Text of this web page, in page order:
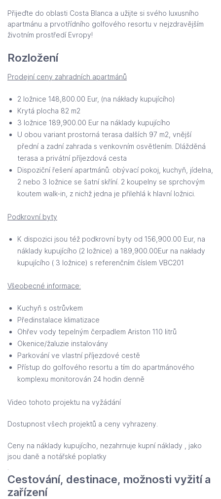
Přijeďte do oblasti Costa Blanca a užijte si svého luxusního
apartmánu a prvotřídního golfového resortu v nejzdravějším
životním prostředí Evropy!
Rozložení
Prodejní ceny zahradních apartmánů
2 ložnice 148,800.00 Eur, (na nákłady kupujícího)
Krytá plocha 82 m2
3 ložnice 189,900.00 Eur na náklady kupujícího
U obou variant prostorná terasa dalších 97 m2, vnější
přední a zadní zahrada s venkovním osvětlením. Dlážděná
terasa a privátní příjezdová cesta
Dispoziční řešení apartmánů: obývací pokoj, kuchyň, jídelna,
2 nebo 3 ložnice se šatní skříní. 2 koupelny se sprchovým
koutem walk-in, z nichž jedna je přilehlá k hlavní ložnici.
Podkrovní byty
K dispozici jsou též podkrovní byty od 156,900.00 Eur, na
náklady kupujícího (2 ložnice) a 189,900.00Eur na nakłady
kupujícího ( 3 ložnice) s referenčním číslem VBC201
Všeobecné informace:
Kuchyň s ostrůvkem
Předinstalace klimatizace
Ohřev vody tepelným čerpadlem Ariston 110 litrů
Okenice/žaluzie instalovány
Parkování ve vlastní příjezdové cestě
Přístup do golfového resortu a tím do apartmánového
komplexu monitorován 24 hodin denně
Video tohoto projektu na vyžádání
Dostupnost všech projektů a ceny vyhrazeny.
Ceny na náklady kupujícího, nezahrnuje kupní náklady , jako
jsou daně a notářské poplatky
Cestování, destinace, možnosti vyžití a
zařízení